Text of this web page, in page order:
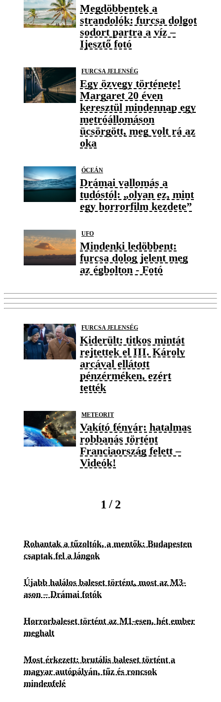
Megdöbbentek a
strandolók: furcsa dolgot
sodort partra a víz –
Ijesztő fotó
FURCSA JELENSÉG
Egy özvegy története!
Margaret 20 éven
keresztül mindennap egy
metróállomáson
ücsörgött, meg volt rá az
oka
ÓCEÁN
Drámai vallomás a
tudóstól: „olyan ez, mint
egy horrorfilm kezdete”
UFO
Mindenki ledöbbent:
furcsa dolog jelent meg
az égbolton - Fotó
FURCSA JELENSÉG
Kiderült: titkos mintát
rejtettek el III. Károly
arcával ellátott
pénzérméken, ezért
tették
METEORIT
Vakító fényár: hatalmas
robbanás történt
Franciaország felett –
Videók!
1 / 2
Rohantak a tűzoltók, a mentők: Budapesten
csaptak fel a lángok
Újabb halálos baleset történt, most az M3-
ason – Drámai fotók
Horrorbaleset történt az M1-esen, hét ember
meghalt
Most érkezett: brutális baleset történt a
magyar autópályán, tűz és roncsok
mindenfelé